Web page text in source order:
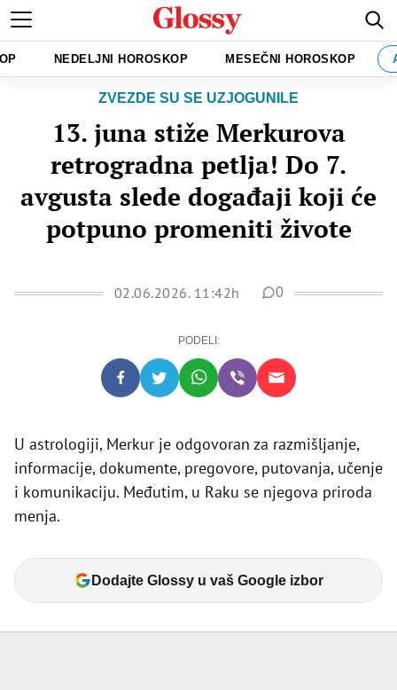
NEDELJNI HOROSKOP MESEČNI HOROSKOP
ZVEZDE SU SE UZJOGUNILE
13. juna stiže Merkurova
retrogradna petlja! Do 7.
avgusta slede događaji koji će
potpuno promeniti živote
02.06.2026. 11:42h 0
PODELI:
U astrologiji, Merkur je odgovoran za razmišljanje,
informacije, dokumente, pregovore, putovanja, učenje
i komunikaciju. Međutim, u Raku se njegova priroda
menja.
Dodajte Glossy u vaš Google izbor